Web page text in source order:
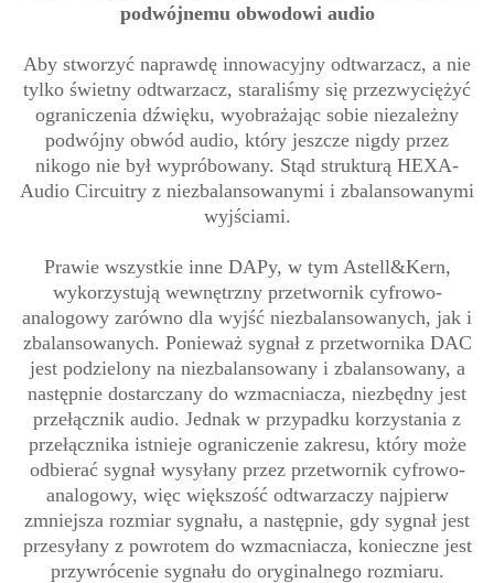
podwójnemu obwodowi audio
Aby stworzyć naprawdę innowacyjny odtwarzacz, a nie
tylko świetny odtwarzacz, staraliśmy się przezwyciężyć
ograniczenia dźwięku, wyobrażając sobie niezależny
podwójny obwód audio, który jeszcze nigdy przez
nikogo nie był wypróbowany. Stąd strukturą HEXA-
Audio Circuitry z niezbalansowanymi i zbalansowanymi
wyjściami.
Prawie wszystkie inne DAPy, w tym Astell&Kern,
wykorzystują wewnętrzny przetwornik cyfrowo-
analogowy zarówno dla wyjść niezbalansowanych, jak i
zbalansowanych. Ponieważ sygnał z przetwornika DAC
jest podzielony na niezbalansowany i zbalansowany, a
następnie dostarczany do wzmacniacza, niezbędny jest
przełącznik audio. Jednak w przypadku korzystania z
przełącznika istnieje ograniczenie zakresu, który może
odbierać sygnał wysyłany przez przetwornik cyfrowo-
analogowy, więc większość odtwarzaczy najpierw
zmniejsza rozmiar sygnału, a następnie, gdy sygnał jest
przesyłany z powrotem do wzmacniacza, konieczne jest
przywrócenie sygnału do oryginalnego rozmiaru.